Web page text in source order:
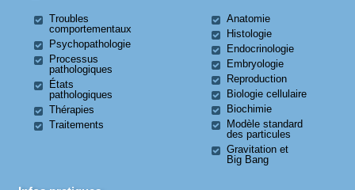
Troubles
comportementaux
Psychopathologie
Processus
pathologiques
États
pathologiques
Thérapies
Traitements
Anatomie
Histologie
Endocrinologie
Embryologie
Reproduction
Biologie cellulaire
Biochimie
Modèle standard
des particules
Gravitation et
Big Bang